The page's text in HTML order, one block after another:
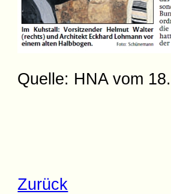
Quelle: HNA vom
Zurück